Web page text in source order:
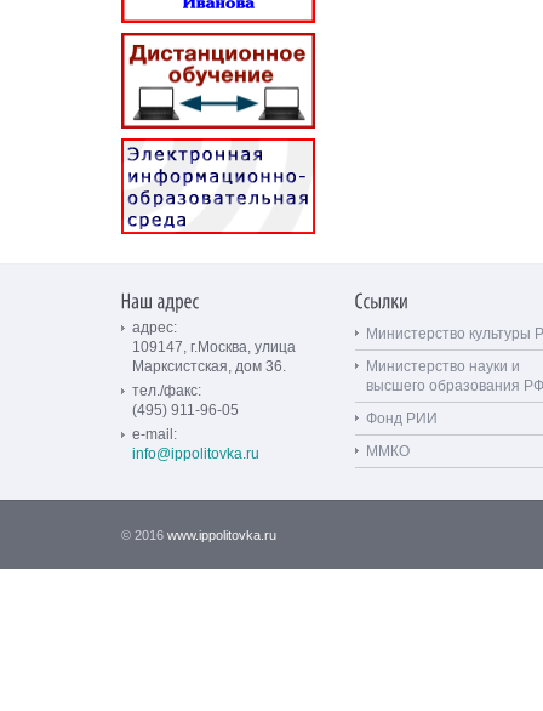
адрес:
109147, г.Москва, улица
Марксистская, дом 36.
тел./факс:
(495) 911-96-05
e-mail:
info@ippolitovka.ru
Министерство культуры
Министерство науки и
высшего образования РФ
Фонд РИИ
ММКО
© 2016 www.ippolitovka.ru